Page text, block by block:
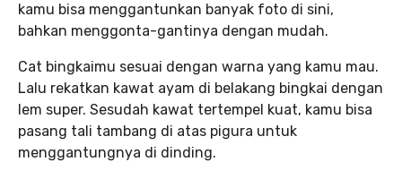
kamu bisa menggantunkan banyak foto di sini,
bahkan menggonta-gantinya dengan mudah.
Cat bingkaimu sesuai dengan warna yang kamu mau.
Lalu rekatkan kawat ayam di belakang bingkai dengan
lem super. Sesudah kawat tertempel kuat, kamu bisa
pasang tali tambang di atas pigura untuk
menggantungnya di dinding.